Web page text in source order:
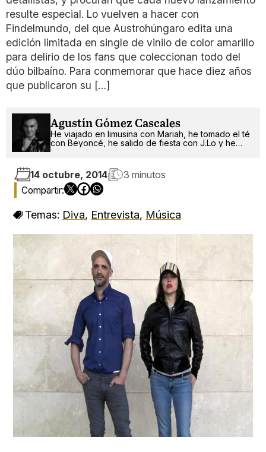
resulte especial. Lo vuelven a hacer con
Findelmundo, del que Austrohúngaro edita una
edición limitada en single de vinilo de color amarillo
para delirio de los fans que coleccionan todo del
dúo bilbaíno. Para conmemorar que hace diez años
que publicaron su […]
Agustín Gómez Cascales
He viajado en limusina con Mariah, he tomado el té
con Beyoncé, he salido de fiesta con J.Lo y he
14 octubre, 2014 3 minutos
Temas: Diva, Entrevista, Música